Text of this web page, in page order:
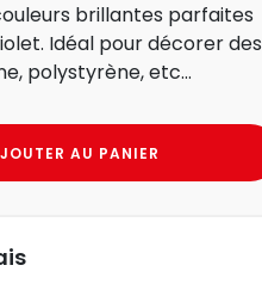
brillantes parfaites
Idéal pour décorer des
polystyrène, etc...
AU PANIER